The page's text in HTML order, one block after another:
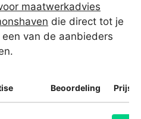
maatwerkadvies
die direct tot je
van de aanbieders
Beoordeling